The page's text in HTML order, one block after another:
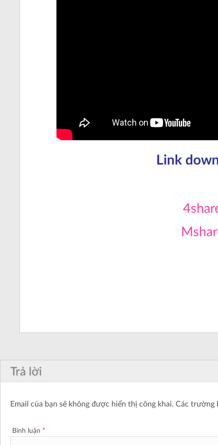
Link
Trả lời
Email của bạn sẽ không được hiển thị công khai. Các trường
Bình luận *